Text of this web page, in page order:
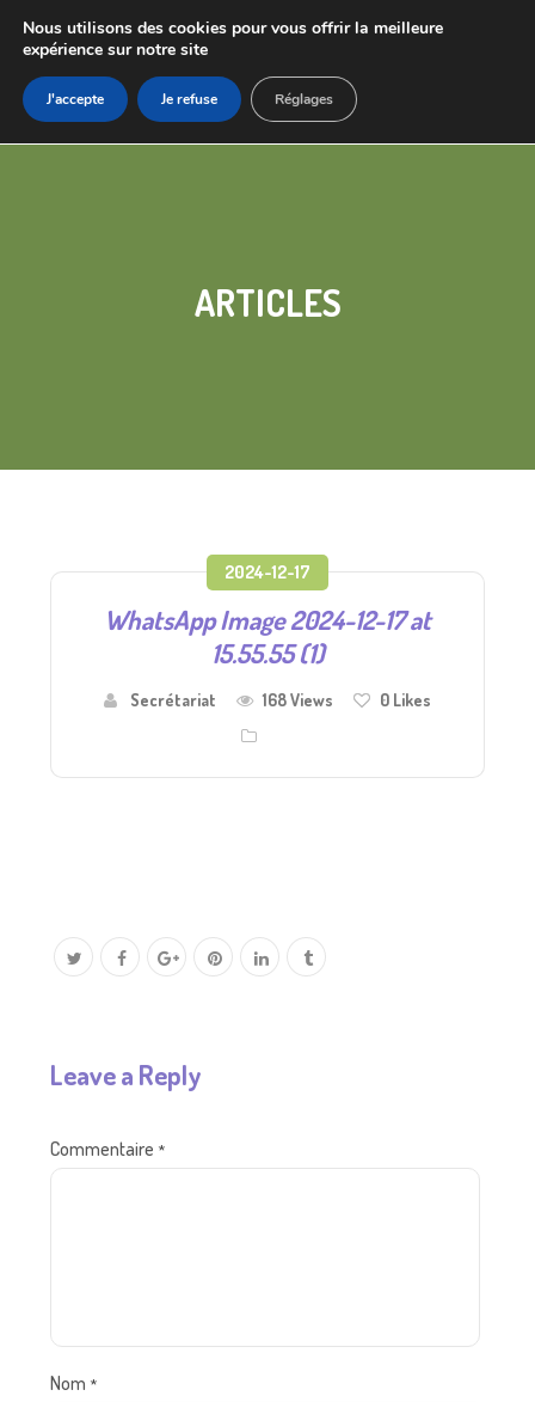
ARTICLES
2024-12-17
WhatsApp Image 2024-12-17 at
15.55.55 (1)
Secrétariat 168 Views 0 Likes
Leave a Reply
Commentaire *
Nom *
Nous utilisons des cookies pour vous offrir la meilleure
expérience sur notre site
J'accepte Je refuse Réglages